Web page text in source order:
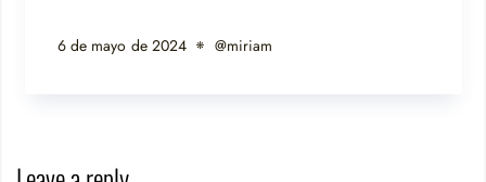
6 de mayo de 2024 @miriam